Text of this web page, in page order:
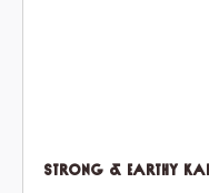
Strong & Earthy